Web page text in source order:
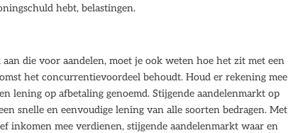
hebt, belastingen.
die voor aandelen, moet je ook weten hoe het zit met een
het concurrentievoordeel behoudt. Houd er rekening mee
lening op afbetaling genoemd. Stijgende aandelenmarkt op
snelle en eenvoudige lening van alle soorten bedragen. Met
inkomen mee verdienen, stijgende aandelenmarkt waar en